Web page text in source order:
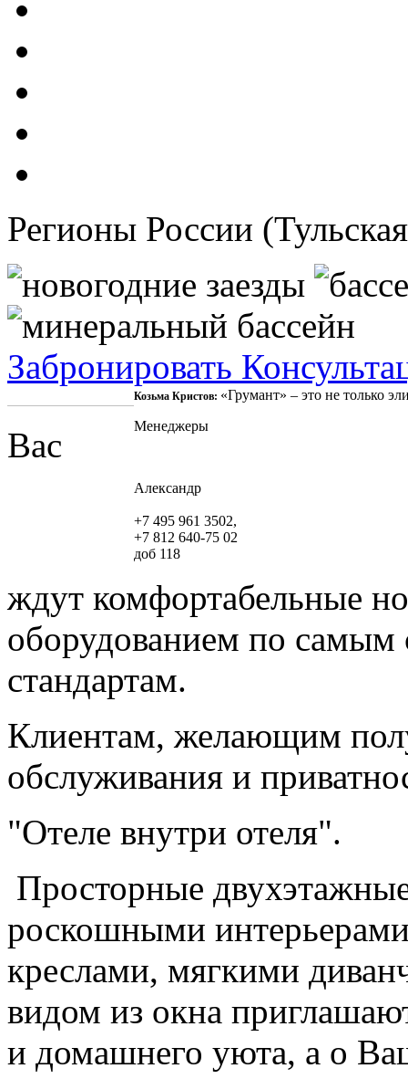
Регионы России
Забронировать
Козьма Кристов: «Грумант» – это не только
Менеджеры
Александр
+7 495 961 3502,
+7 812 640-75 02
доб 118
Вас
ждут комфортабельные
оборудованием по
стандартам.
Клиентам, желающим
обслуживания и
"Отеле внутри отеля".
Просторные
роскошными
креслами, мягкими
видом из окна
и домашнего уюта, а о